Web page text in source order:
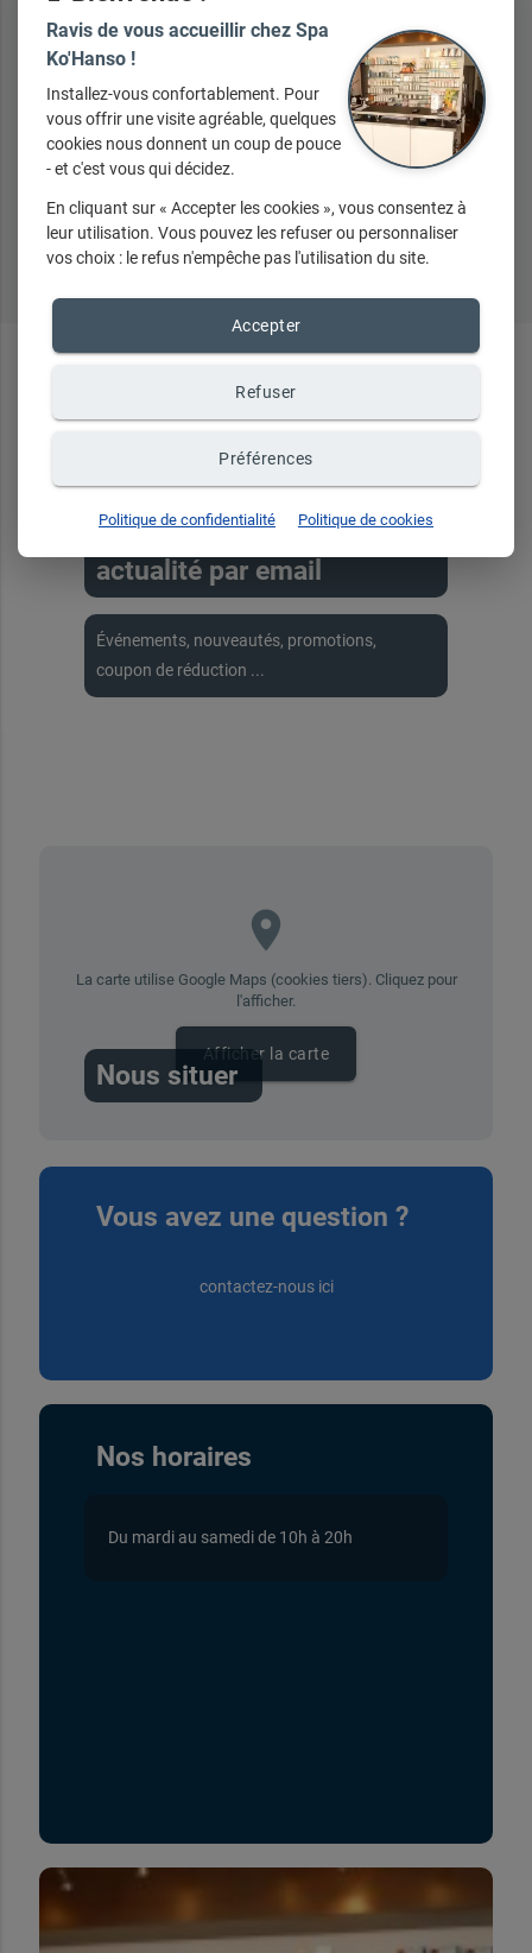
Tous nos produits
moment...
actualité par email
Événements, nouveautés, promotions,
coupon de réduction ...
place
La carte utilise Google Maps (cookies tiers). Cliquez pour
l'afficher.
Afficher la carte
Nous situer
Vous avez une question ?
contactez-nous ici
Nos horaires
Du mardi au samedi de 10h à 20h
Ravis de vous accueillir chez Spa
Ko'Hanso !
Installez-vous confortablement. Pour
vous offrir une visite agréable, quelques
cookies nous donnent un coup de pouce
- et c'est vous qui décidez.
En cliquant sur « Accepter les cookies », vous consentez à
leur utilisation. Vous pouvez les refuser ou personnaliser
vos choix : le refus n'empêche pas l'utilisation du site.
Accepter
Refuser
Préférences
Politique de confidentialité Politique de cookies